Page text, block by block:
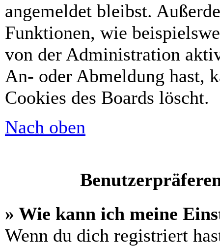
angemeldet bleibst.
Funktionen, wie
von der Administration
An- oder Abmeldung hast,
Cookies des Boards löscht.
Nach oben
» Wie kann ich meine
Wenn du dich registriert